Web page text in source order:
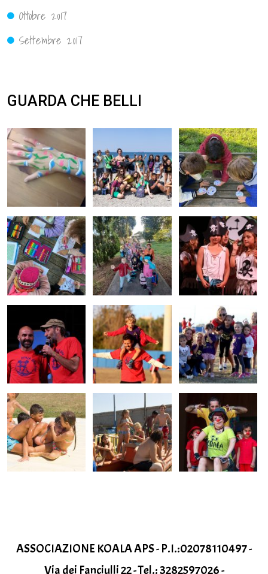
Ottobre 2017
Settembre 2017
GUARDA CHE BELLI
ASSOCIAZIONE KOALA APS - P.I.:02078110497 -
Via dei Fanciulli 22 - Tel.: 3282597026 -